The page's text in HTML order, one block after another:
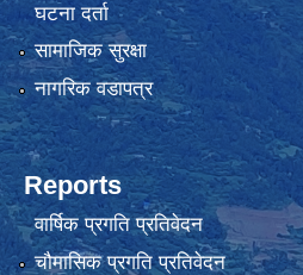
घटना दर्ता
सामाजिक सुरक्षा
नागरिक वडापत्र
Reports
वार्षिक प्रगति प्रतिवेदन
चौमासिक प्रगति प्रतिवेदन